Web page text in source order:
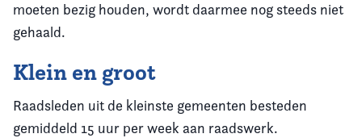
moeten bezig houden, wordt daarmee nog steeds niet
gehaald.
Klein en groot
Raadsleden uit de kleinste gemeenten besteden
gemiddeld 15 uur per week aan raadswerk.